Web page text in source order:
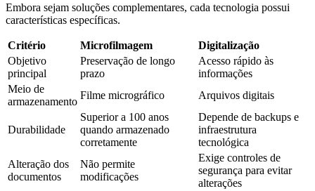
X
Embora sejam soluções complementares, cada tecnologia possui
características específicas.
Critério Microfilmagem
Digitalização
Objetivo
principal
Preservação de longo
prazo
Acesso rápido às
informações
Meio de
armazenamento
Filme micrográfico Arquivos digitais
Durabilidade
Superior a 100 anos
quando armazenado
corretamente
Depende de backups e
infraestrutura
tecnológica
Alteração dos
documentos
Não permite
modificações
Exige controles de
segurança para evitar
alterações